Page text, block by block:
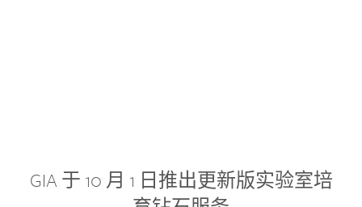
GIA 于 10 月 1 日推出更新版实验室培